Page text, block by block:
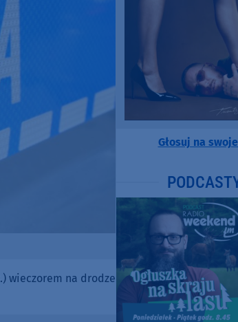
wieczorem na drodze
Głosuj na